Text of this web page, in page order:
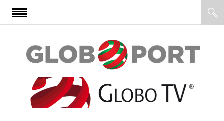
FŐOLDAL
AFRIKA